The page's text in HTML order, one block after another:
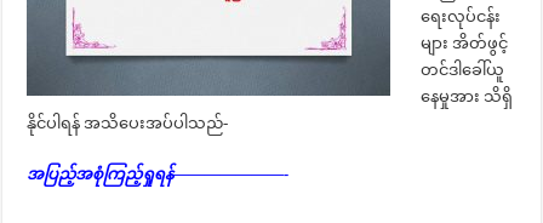
ရေးလုပ်ငန်း
များ အိတ်ဖွင့်
တင်ဒါခေါ်ယူ
နေမှုအား သိရှိ
နိုင်ပါရန် အသိပေးအပ်ပါသည်-
အပြည့်အစုံကြည့်ရှုရန်———————-